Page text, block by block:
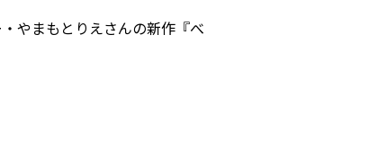
やまもとりえさんの新作『べ